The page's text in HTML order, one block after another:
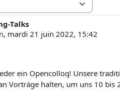
Talks
, mardi 21 juin 2022, 15:42
: 0
ein Opencolloq! Unsere
Vorträge halten, um uns 10